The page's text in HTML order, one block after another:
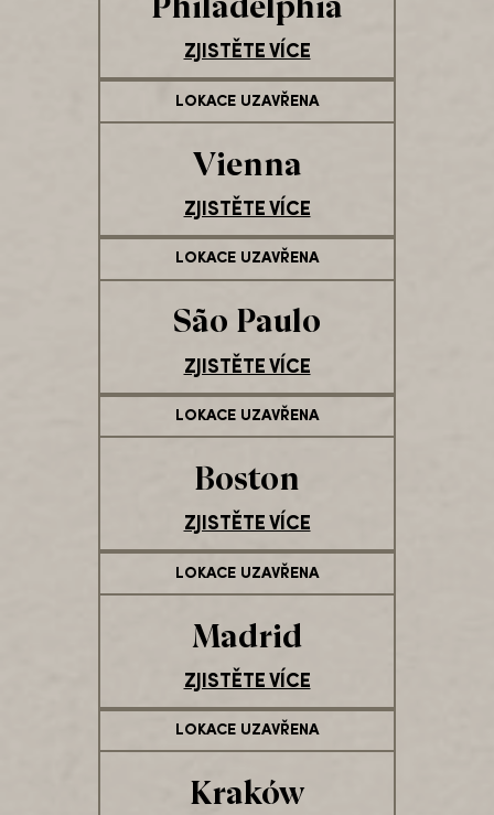
ZJISTĚTE VÍCE
LOKACE UZAVŘENA
Vienna
ZJISTĚTE VÍCE
LOKACE UZAVŘENA
São Paulo
ZJISTĚTE VÍCE
LOKACE UZAVŘENA
Boston
ZJISTĚTE VÍCE
LOKACE UZAVŘENA
Madrid
ZJISTĚTE VÍCE
LOKACE UZAVŘENA
Kraków